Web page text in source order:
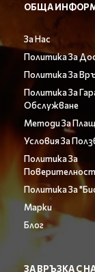
ОБЩА
За Нас
Политика За
Политика За
Политика За
Обслужване
Методи За
Условия За
Политика За
Поверителност
Политика За
Марки
Блог
ЗА ВРЪЗКА С